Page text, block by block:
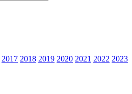
2017 2018 2019 2020 2021 2022 2023